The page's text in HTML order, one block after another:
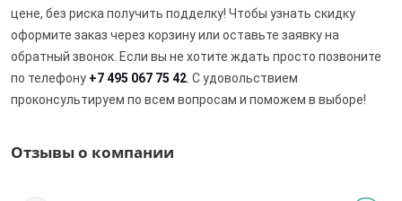
цене, без риска получить подделку! Чтобы узнать скидку
оформите заказ через корзину или оставьте заявку на
обратный звонок. Если вы не хотите ждать просто позвоните
по телефону +7 495 067 75 42 . С удовольствием
проконсультируем по всем вопросам и поможем в выборе!
Отзывы о компании